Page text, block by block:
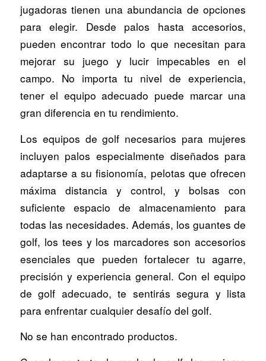
jugadoras tienen una abundancia de opciones
para elegir. Desde palos hasta accesorios,
pueden encontrar todo lo que necesitan para
mejorar su juego y lucir impecables en el
campo. No importa tu nivel de experiencia,
tener el equipo adecuado puede marcar una
gran diferencia en tu rendimiento.
Los equipos de golf necesarios para mujeres
incluyen palos especialmente diseñados para
adaptarse a su fisionomía, pelotas que ofrecen
máxima distancia y control, y bolsas con
suficiente espacio de almacenamiento para
todas las necesidades. Además, los guantes de
golf, los tees y los marcadores son accesorios
esenciales que pueden fortalecer tu agarre,
precisión y experiencia general. Con el equipo
de golf adecuado, te sentirás segura y lista
para enfrentar cualquier desafío del golf.
No se han encontrado productos.